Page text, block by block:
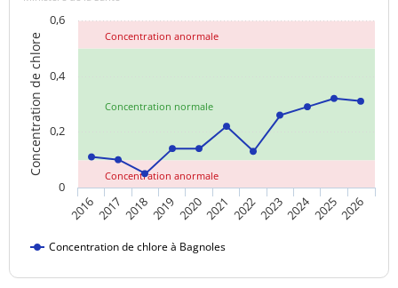
Concentration normale
Concentration anormale
Concentration anormale
Concentration de chlore
Concentration de chlore à Bagnoles
20162017 2018201920202021 20222023202420252026
0
0,2
0,4
0,6